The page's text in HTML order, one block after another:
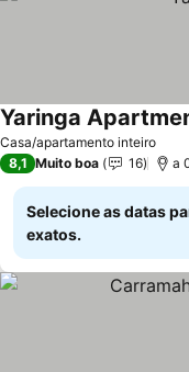
Casa/apartamento inteiro
Yaringa
8,1 Muito boa 16 a
Selecione as datas
exatos.